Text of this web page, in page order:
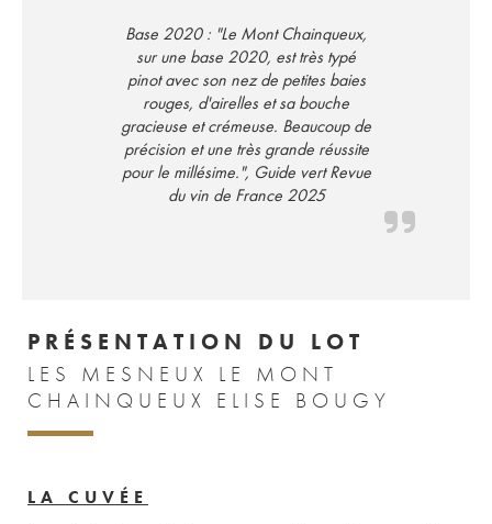
Base 2020 : "Le Mont Chainqueux,
sur une base 2020, est très typé
pinot avec son nez de petites baies
rouges, d'airelles et sa bouche
gracieuse et crémeuse. Beaucoup de
précision et une très grande réussite
pour le millésime.", Guide vert Revue
du vin de France 2025
PRÉSENTATION DU LOT
LES MESNEUX LE MONT
CHAINQUEUX ELISE BOUGY
LA CUVÉE